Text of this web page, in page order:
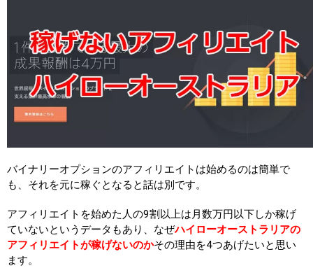
バイナリーオプションのアフィリエイトは始めるのは簡単で
も、それを元に稼ぐとなると話は別です。
アフィリエイトを始めた人の9割以上は月数万円以下しか稼げ
ていないというデータもあり、なぜハイローオーストラリアの
アフィリエイトが稼げないのかその理由を4つあげたいと思い
ます。